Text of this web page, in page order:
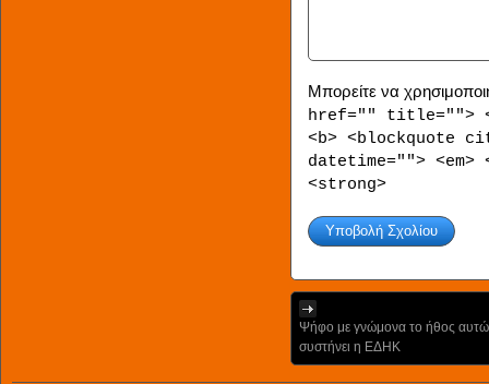
Μπορείτε να
href="" title="">
<b> <blockquote
datetime="">
<strong>
Ψήφο με γνώμονα το ήθος
συστήνει η ΕΔΗΚ